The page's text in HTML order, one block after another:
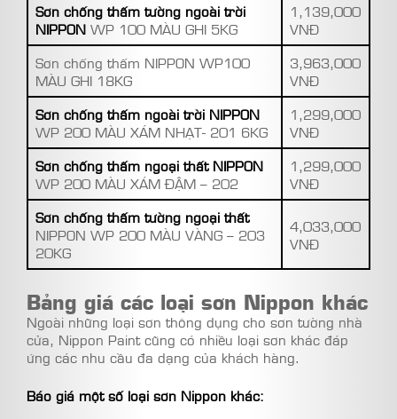
Sơn chống thấm tường ngoài trời
NIPPON WP 100 MÀU GHI 5KG
1,139,000
VNĐ
Sơn chống thấm NIPPON WP100
MÀU GHI 18KG
3,963,000
VNĐ
Sơn chống thấm ngoài trời NIPPON
WP 200 MÀU XÁM NHẠT- 201 6KG
1,299,000
VNĐ
Sơn chống thấm ngoại thất NIPPON
WP 200 MÀU XÁM ĐẬM – 202
1,299,000
VNĐ
Sơn chống thấm tường ngoại thất
NIPPON WP 200 MÀU VÀNG – 203
20KG
4,033,000
VNĐ
Bảng giá các loại sơn Nippon khác
Ngoài những loại sơn thông dụng cho sơn tường nhà
cửa, Nippon Paint cũng có nhiều loại sơn khác đáp
ứng các nhu cầu đa dạng của khách hàng.
Báo giá một số loại sơn Nippon khác: